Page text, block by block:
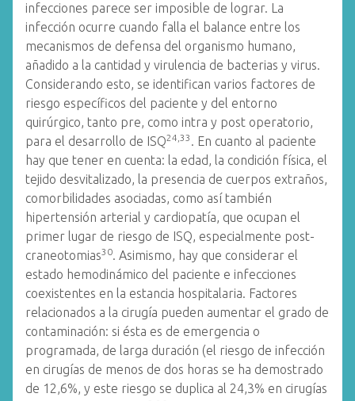
infecciones parece ser imposible de lograr. La
infección ocurre cuando falla el balance entre los
mecanismos de defensa del organismo humano,
añadido a la cantidad y virulencia de bacterias y virus.
Considerando esto, se identifican varios factores de
riesgo específicos del paciente y del entorno
quirúrgico, tanto pre, como intra y post operatorio,
para el desarrollo de ISQ24,33 . En cuanto al paciente
hay que tener en cuenta: la edad, la condición física, el
tejido desvitalizado, la presencia de cuerpos extraños,
comorbilidades asociadas, como así también
hipertensión arterial y cardiopatía, que ocupan el
primer lugar de riesgo de ISQ, especialmente post-
craneotomias30. Asimismo, hay que considerar el
estado hemodinámico del paciente e infecciones
coexistentes en la estancia hospitalaria. Factores
relacionados a la cirugía pueden aumentar el grado de
contaminación: si ésta es de emergencia o
programada, de larga duración (el riesgo de infección
en cirugías de menos de dos horas se ha demostrado
de 12,6%, y este riesgo se duplica al 24,3% en cirugías